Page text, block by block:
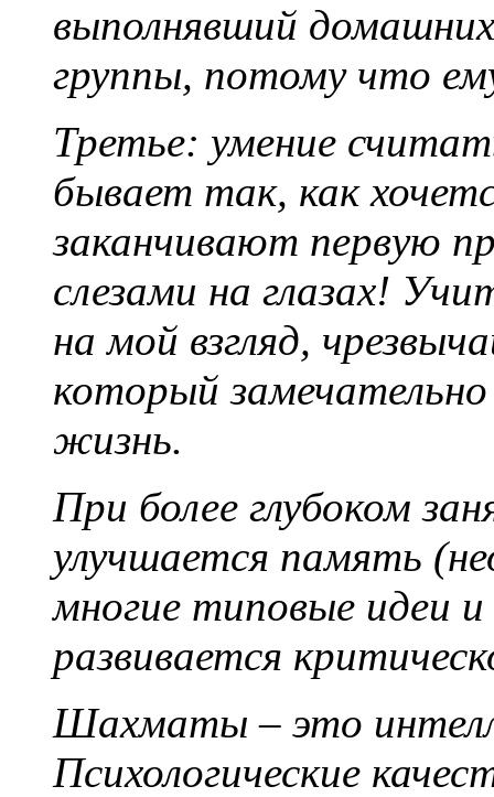
выполнявший
группы, потому что
Третье: умение
бывает так, как
заканчивают первую
слезами на глазах!
на мой взгляд,
который
жизнь.
При более глубоком
улучшается память
многие типовые идеи
развивается
Шахматы – это
Психологические